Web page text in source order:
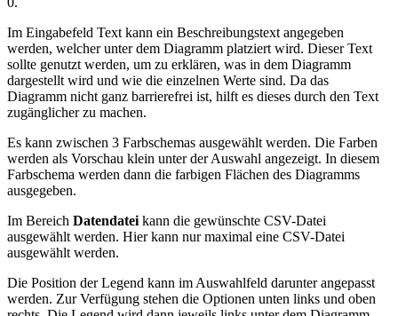
Im Eingabefeld Text kann ein Beschreibungstext angegeben
werden, welcher unter dem Diagramm platziert wird. Dieser Text
sollte genutzt werden, um zu erklären, was in dem Diagramm
dargestellt wird und wie die einzelnen Werte sind. Da das
Diagramm nicht ganz barrierefrei ist, hilft es dieses durch den Text
zugänglicher zu machen.
Es kann zwischen 3 Farbschemas ausgewählt werden. Die Farben
werden als Vorschau klein unter der Auswahl angezeigt. In diesem
Farbschema werden dann die farbigen Flächen des Diagramms
ausgegeben.
Im Bereich Datendatei kann die gewünschte CSV-Datei
ausgewählt werden. Hier kann nur maximal eine CSV-Datei
ausgewählt werden.
Die Position der Legend kann im Auswahlfeld darunter angepasst
werden. Zur Verfügung stehen die Optionen unten links und oben